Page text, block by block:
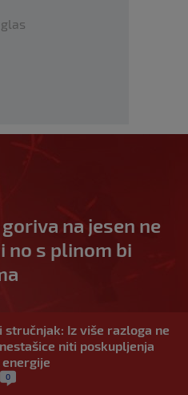
na jesen ne
no s plinom bi
stručnjak: Iz više razloga ne
niti poskupljenja
0